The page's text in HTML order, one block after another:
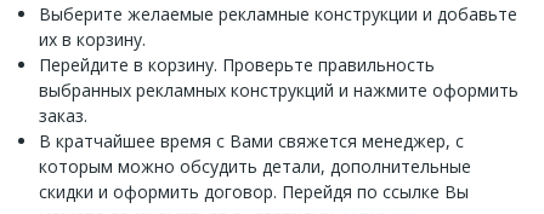
Выберите желаемые рекламные конструкции и добавьте
их в корзину.
Перейдите в корзину. Проверьте правильность
выбранных рекламных конструкций и нажмите оформить
заказ.
В кратчайшее время с Вами свяжется менеджер, с
которым можно обсудить детали, дополнительные
скидки и оформить договор. Перейдя по ссылке Вы